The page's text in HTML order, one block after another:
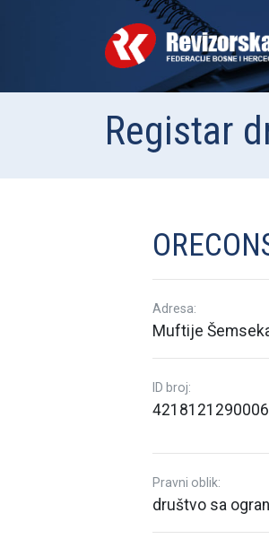
Registar
Adresa:
Muftije
ID broj:
4218121290006
Pravni oblik:
društvo sa